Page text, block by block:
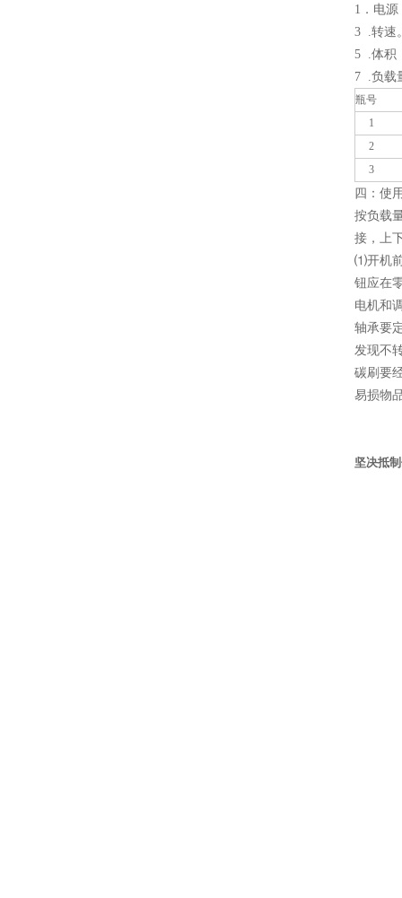
1．电
3 .转
5 .体
7 .负载
瓶号
1
2
3
四：使
按负载
接，上
⑴开机
钮应在
电机和
轴承要
发现不
碳刷要
易损物
坚决抵